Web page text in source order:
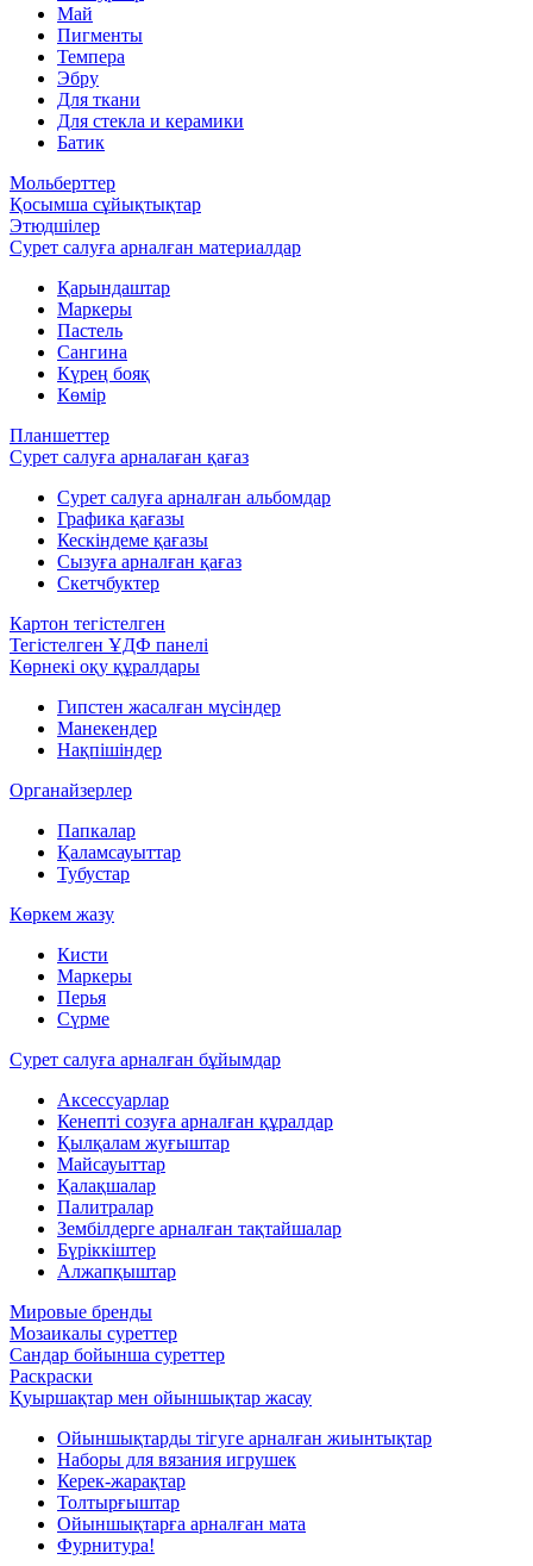
Май
Пигменты
Темпера
Эбру
Для ткани
Для стекла и керамики
Батик
Мольберттер
Қосымша сұйықтықтар
Этюдшілер
Сурет салуға арналған материалдар
Қарындаштар
Маркеры
Пастель
Сангина
Күрең бояқ
Көмір
Планшеттер
Сурет салуға арналаған қағаз
Сурет салуға арналған альбомдар
Графика қағазы
Кескіндеме қағазы
Сызуға арналған қағаз
Скетчбуктер
Картон тегістелген
Тегістелген ҰДФ панелі
Көрнекі оқу құралдары
Гипстен жасалған мүсіндер
Манекендер
Нақпішіндер
Органайзерлер
Папкалар
Қаламсауыттар
Тубустар
Көркем жазу
Кисти
Маркеры
Перья
Сүрме
Сурет салуға арналған бұйымдар
Аксессуарлар
Кенепті созуға арналған құралдар
Қылқалам жуғыштар
Майсауыттар
Қалақшалар
Палитралар
Зембілдерге арналған тақтайшалар
Бүріккіштер
Алжапқыштар
Мировые бренды
Мозаикалы суреттер
Сандар бойынша суреттер
Раскраски
Қуыршақтар мен ойыншықтар жасау
Ойыншықтарды тігуге арналған жиынтықтар
Наборы для вязания игрушек
Керек-жарақтар
Толтырғыштар
Ойыншықтарға арналған мата
Фурнитура!